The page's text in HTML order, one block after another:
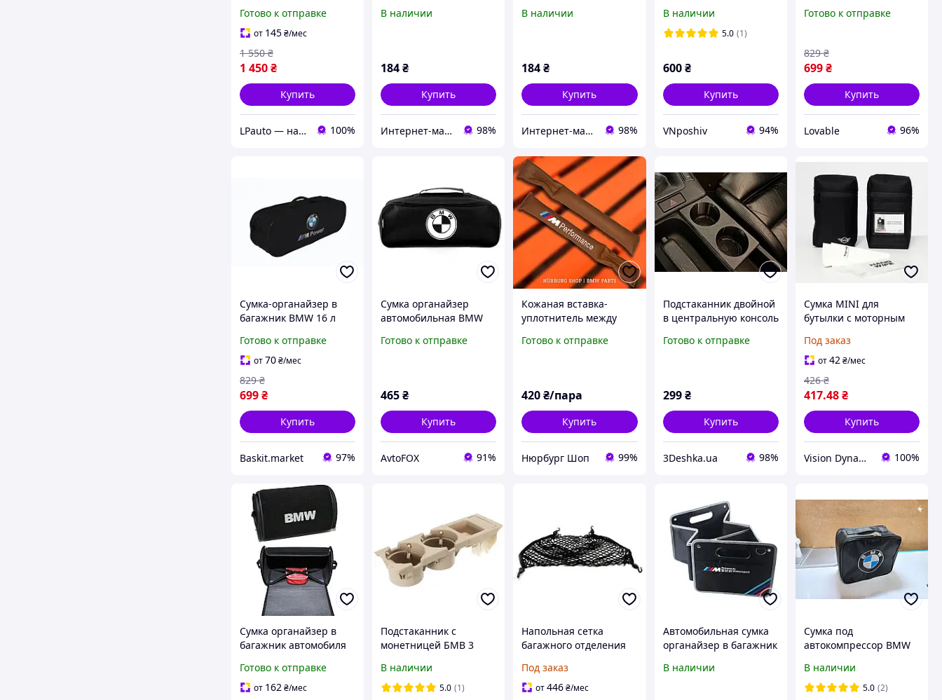
с красной нитью
Готово к отправке
от 145₴/мес
1 450₴
1 550 ₴
Купить
LPauto — надёжные решения для вашей техники 100%
В наличии
184₴
Купить
Интернет-магазин автозапчастей ВсеАвто 98%
В наличии
184₴
Купить
Интернет-магазин автозапчастей ВсеАвто 98%
В наличии
5.0 (1)
600 ₴
Купить
VNposhiv 94%
16 л 50х18х17 см
Готово к отправке
699₴
829 ₴
Купить
Lovable 96%
Сумка-органайзер в
багажник BMW 16 л
Готово к отправке
от70₴/мес
699₴
829 ₴
Купить
Baskit.market 97%
Сумка органайзер
автомобильная BMW
Готово к отправке
465₴
Купить
AvtoFOX 91%
Кожаная вставка-
уплотнитель между
Performance
Готово к отправке
420₴/пара
Купить
Нюрбург Шоп 99%
Подстаканник двойной
в центральную консоль
(держатель стаканов
Готово к отправке
299 ₴
Купить
3Deshka.ua 98%
Сумка MINI для
бутылки с моторным
83292458655)
Под заказ
от42₴/мес
417.48₴
426 ₴
Купить
Vision Dynamics 100%
Сумка органайзер в
багажник автомобиля
Готово к отправке
от 162₴/мес
Подстаканник с
монетницей БМВ 3
98-04 Цвет Беж
В наличии
5.0 (1)
Напольная сетка
багажного отделения
Под заказ
от446₴/мес
Автомобильная сумка
органайзер в багажник
В наличии
Сумка под
автокомпрессор BMW
В наличии
5.0 (2)